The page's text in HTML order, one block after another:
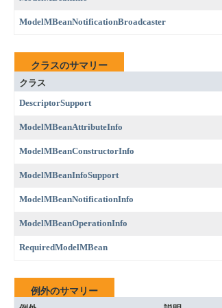
ModelMBeanNotificationBroadcaster
クラスのサマリー
クラス
DescriptorSupport
ModelMBeanAttributeInfo
ModelMBeanConstructorInfo
ModelMBeanInfoSupport
ModelMBeanNotificationInfo
ModelMBeanOperationInfo
RequiredModelMBean
例外のサマリー